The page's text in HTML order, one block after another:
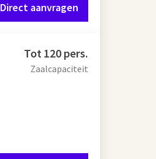
Direct aanvragen
Tot 120 pers.
Zaalcapaciteit